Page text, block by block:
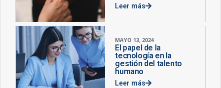
Leer más
MAYO 13, 2024
El papel de la
tecnología en la
gestión del talento
humano
Leer más